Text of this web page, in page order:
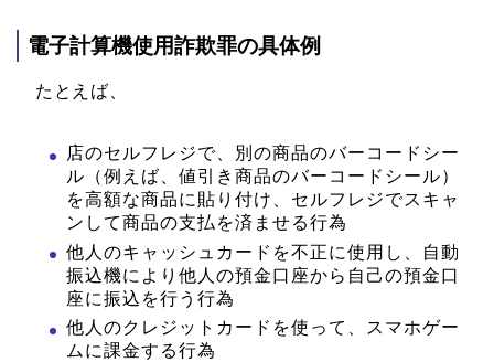
電子計算機使用詐欺罪の具体例
たとえば、
店のセルフレジで、別の商品のバーコードシー
ル（例えば、値引き商品のバーコードシール）
を高額な商品に貼り付け、セルフレジでスキャ
ンして商品の支払を済ませる行為
他人のキャッシュカードを不正に使用し、自動
振込機により他人の預金口座から自己の預金口
座に振込を行う行為
他人のクレジットカードを使って、スマホゲー
ムに課金する行為